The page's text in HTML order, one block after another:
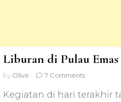
Liburan di Pulau
by Olive 7 Commentson
di
Kegiatan di hari terakhir